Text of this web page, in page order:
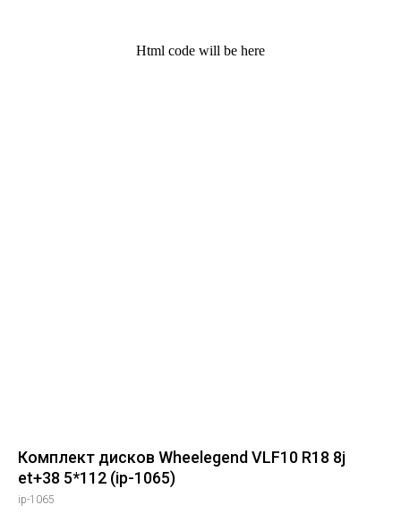
Html code will be here
Комплект дисков Wheelegend VLF10 R18 8j
et+38 5*112 (ip-1065)
ip-1065